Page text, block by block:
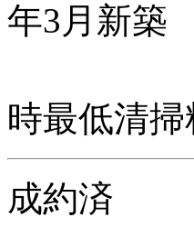
年3月新築
時最低清
成約済